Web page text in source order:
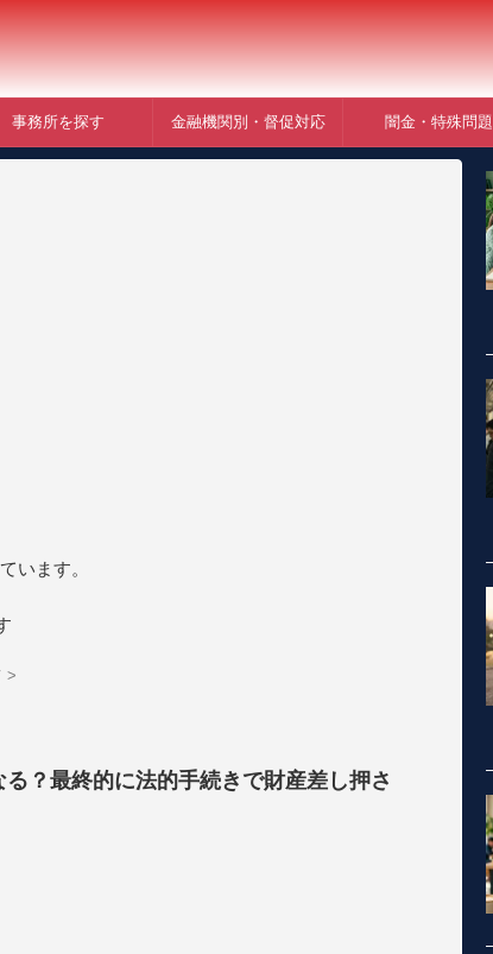
事務所を探す 金融機関別・督促対応 闇金・特殊問題
います。
>
？最終的に法的手続きで財産差し押さ